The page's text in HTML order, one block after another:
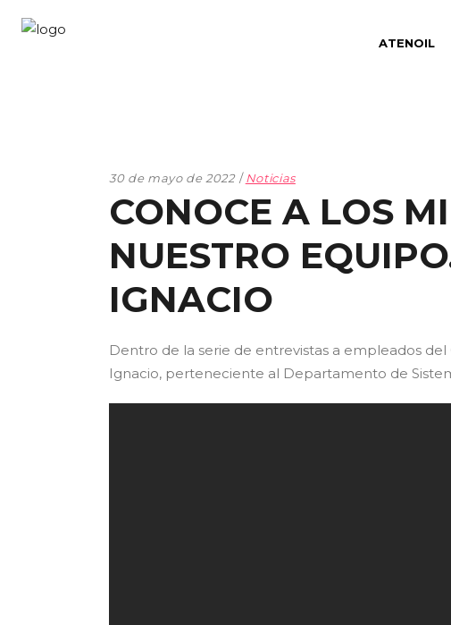
ATENOIL
30 de mayo de 2022 Noticias
CONOCE A LOS
NUESTRO
IGNACIO
Dentro de la serie de entrevistas a empleados del
Ignacio, perteneciente al Departamento de